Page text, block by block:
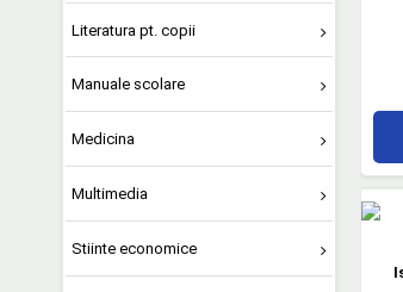
Literatura pt. copii
Manuale scolare
Medicina
Multimedia
Stiinte economice